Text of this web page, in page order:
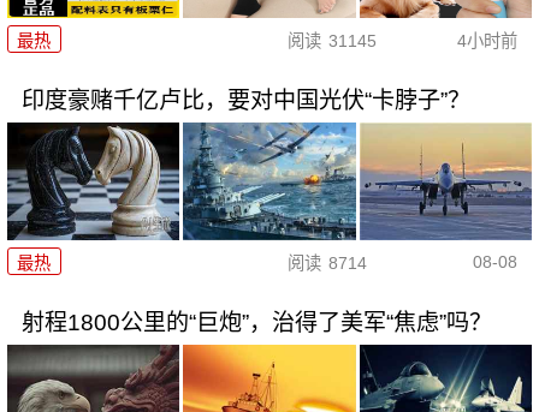
最热 阅读 31145 4小时前
印度豪赌千亿卢比，要对中国光伏“卡脖子”？
最热 阅读 8714 08-08
射程1800公里的“巨炮”，治得了美军“焦虑”吗？